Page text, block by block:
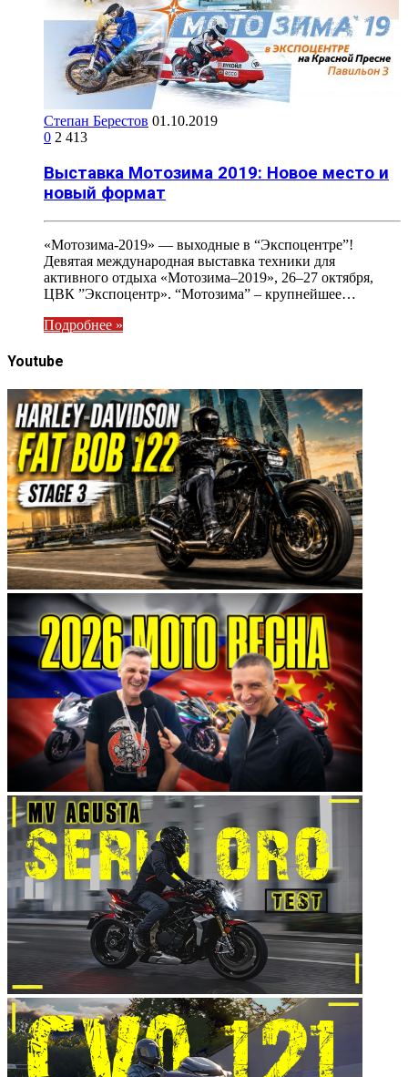
Степан Берестов 01.10.2019
0 2 413
Выставка Мотозима 2019: Новое место и
новый формат
«Мотозима-2019» — выходные в “Экспоцентре”!
Девятая международная выставка техники для
активного отдыха «Мотозима–2019», 26–27 октября,
ЦВК ”Экспоцентр». “Мотозима” – крупнейшее…
Подробнее »
Youtube